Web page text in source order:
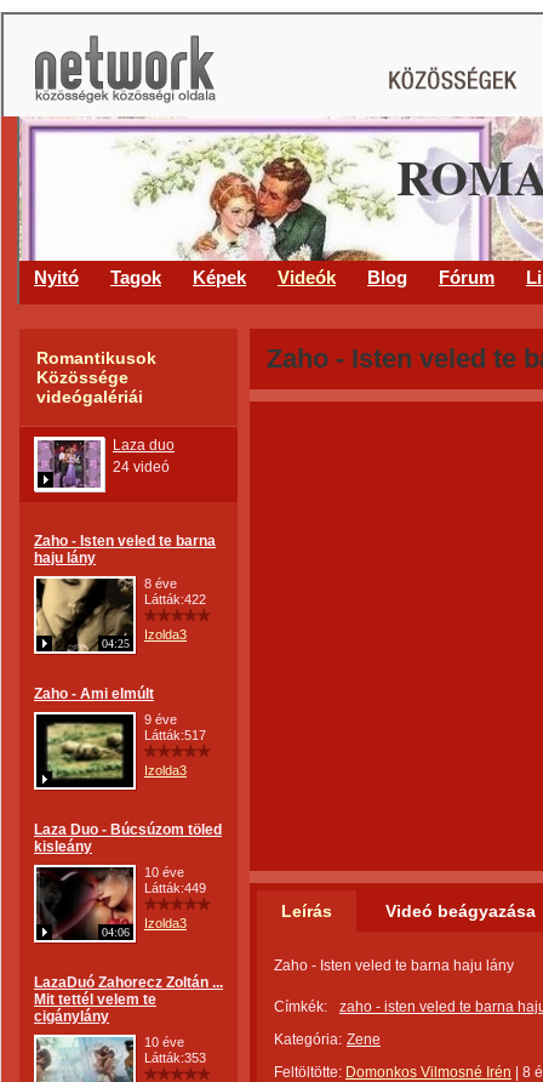
Nyitó Tagok Képek Videók Blog Fórum
Romantikusok
Közössége
videógalériái
Laza duo
24 videó
Zaho - Isten veled te barna
haju lány
04:25
8 éve
Látták:422
Izolda3
Zaho - Ami elmúlt
9 éve
Látták:517
Izolda3
Laza Duo - Búcsúzom töled
kisleány
04:06
10 éve
Látták:449
Izolda3
LazaDuó Zahorecz Zoltán ...
Mit tettél velem te
cigánylány
10 éve
Látták:353
Zaho - Isten veled te
Leírás Videó beágyazása
Zaho - Isten veled te barna haju lány
Címkék:
zaho - isten veled te barna
Kategória: Zene
Feltöltötte: Domonkos Vilmosné Irén
8